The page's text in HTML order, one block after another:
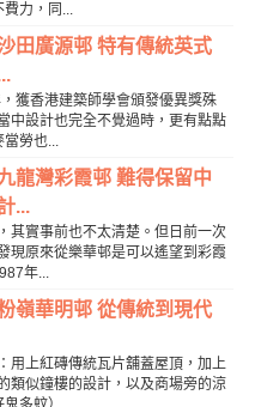
力，同...
田廣源邨 特有傳統英式
獲香港建築師學會頒發優異獎殊
中設計也完全不覺過時，更有點點
當勞也...
龍灣彩霞邨 難得保留中
...
其實事前也不太清楚。但日前一次
現原來從樂華邨是可以遙望到彩霞
年...
嶺華明邨 從傳統到現代
用上紅磚傳統瓦片舖蓋屋頂，加上
類似鐘樓的設計，以及商場旁的涼